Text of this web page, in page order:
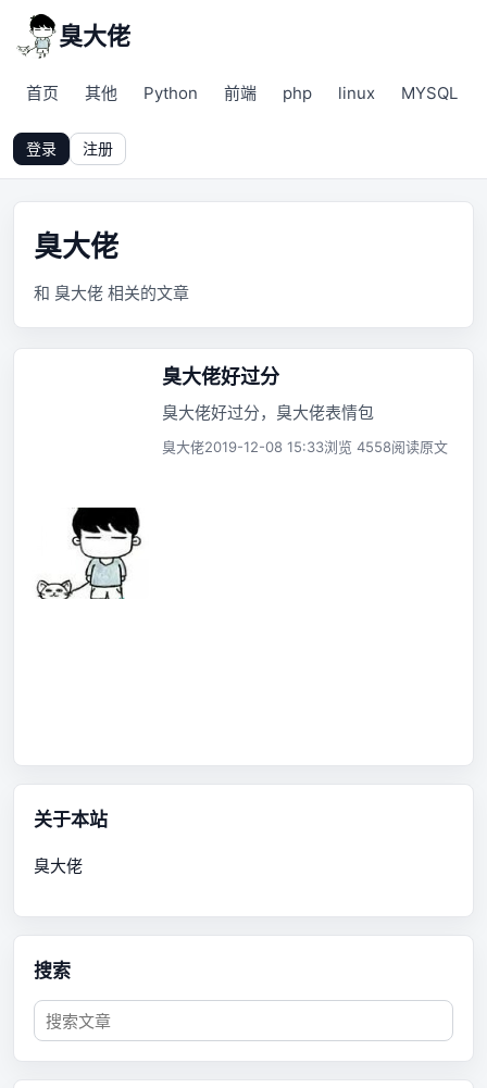
臭大佬
首页 其他 Python 前端 php linux MYSQL
登录 注册
臭大佬
和 臭大佬 相关的文章
臭大佬好过分
臭大佬好过分，臭大佬表情包
臭大佬2019-12-08 15:33浏览 4558阅读原文
关于本站
臭大佬
搜索